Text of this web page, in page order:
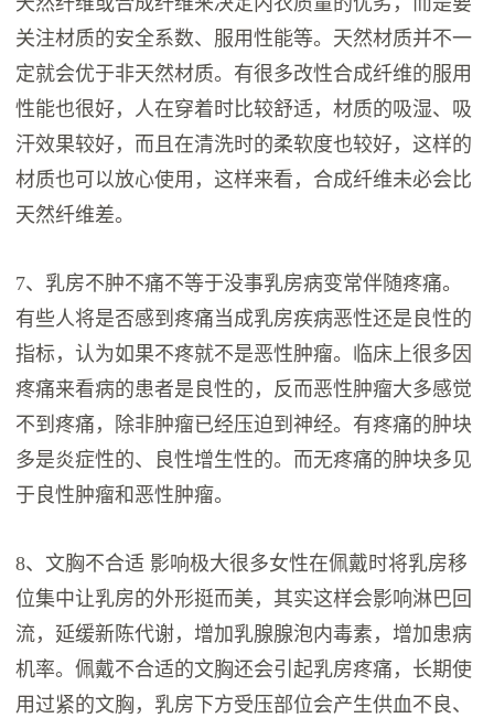
关注材质的安全系数、服用性能等。天然材质并不一
定就会优于非天然材质。有很多改性合成纤维的服用
性能也很好，人在穿着时比较舒适，材质的吸湿、吸
汗效果较好，而且在清洗时的柔软度也较好，这样的
材质也可以放心使用，这样来看，合成纤维未必会比
天然纤维差。
7、乳房不肿不痛不等于没事乳房病变常伴随疼痛。
有些人将是否感到疼痛当成乳房疾病恶性还是良性的
指标，认为如果不疼就不是恶性肿瘤。临床上很多因
疼痛来看病的患者是良性的，反而恶性肿瘤大多感觉
不到疼痛，除非肿瘤已经压迫到神经。有疼痛的肿块
多是炎症性的、良性增生性的。而无疼痛的肿块多见
于良性肿瘤和恶性肿瘤。
8、文胸不合适 影响极大很多女性在佩戴时将乳房移
位集中让乳房的外形挺而美，其实这样会影响淋巴回
流，延缓新陈代谢，增加乳腺腺泡内毒素，增加患病
机率。佩戴不合适的文胸还会引起乳房疼痛，长期使
用过紧的文胸，乳房下方受压部位会产生供血不良、